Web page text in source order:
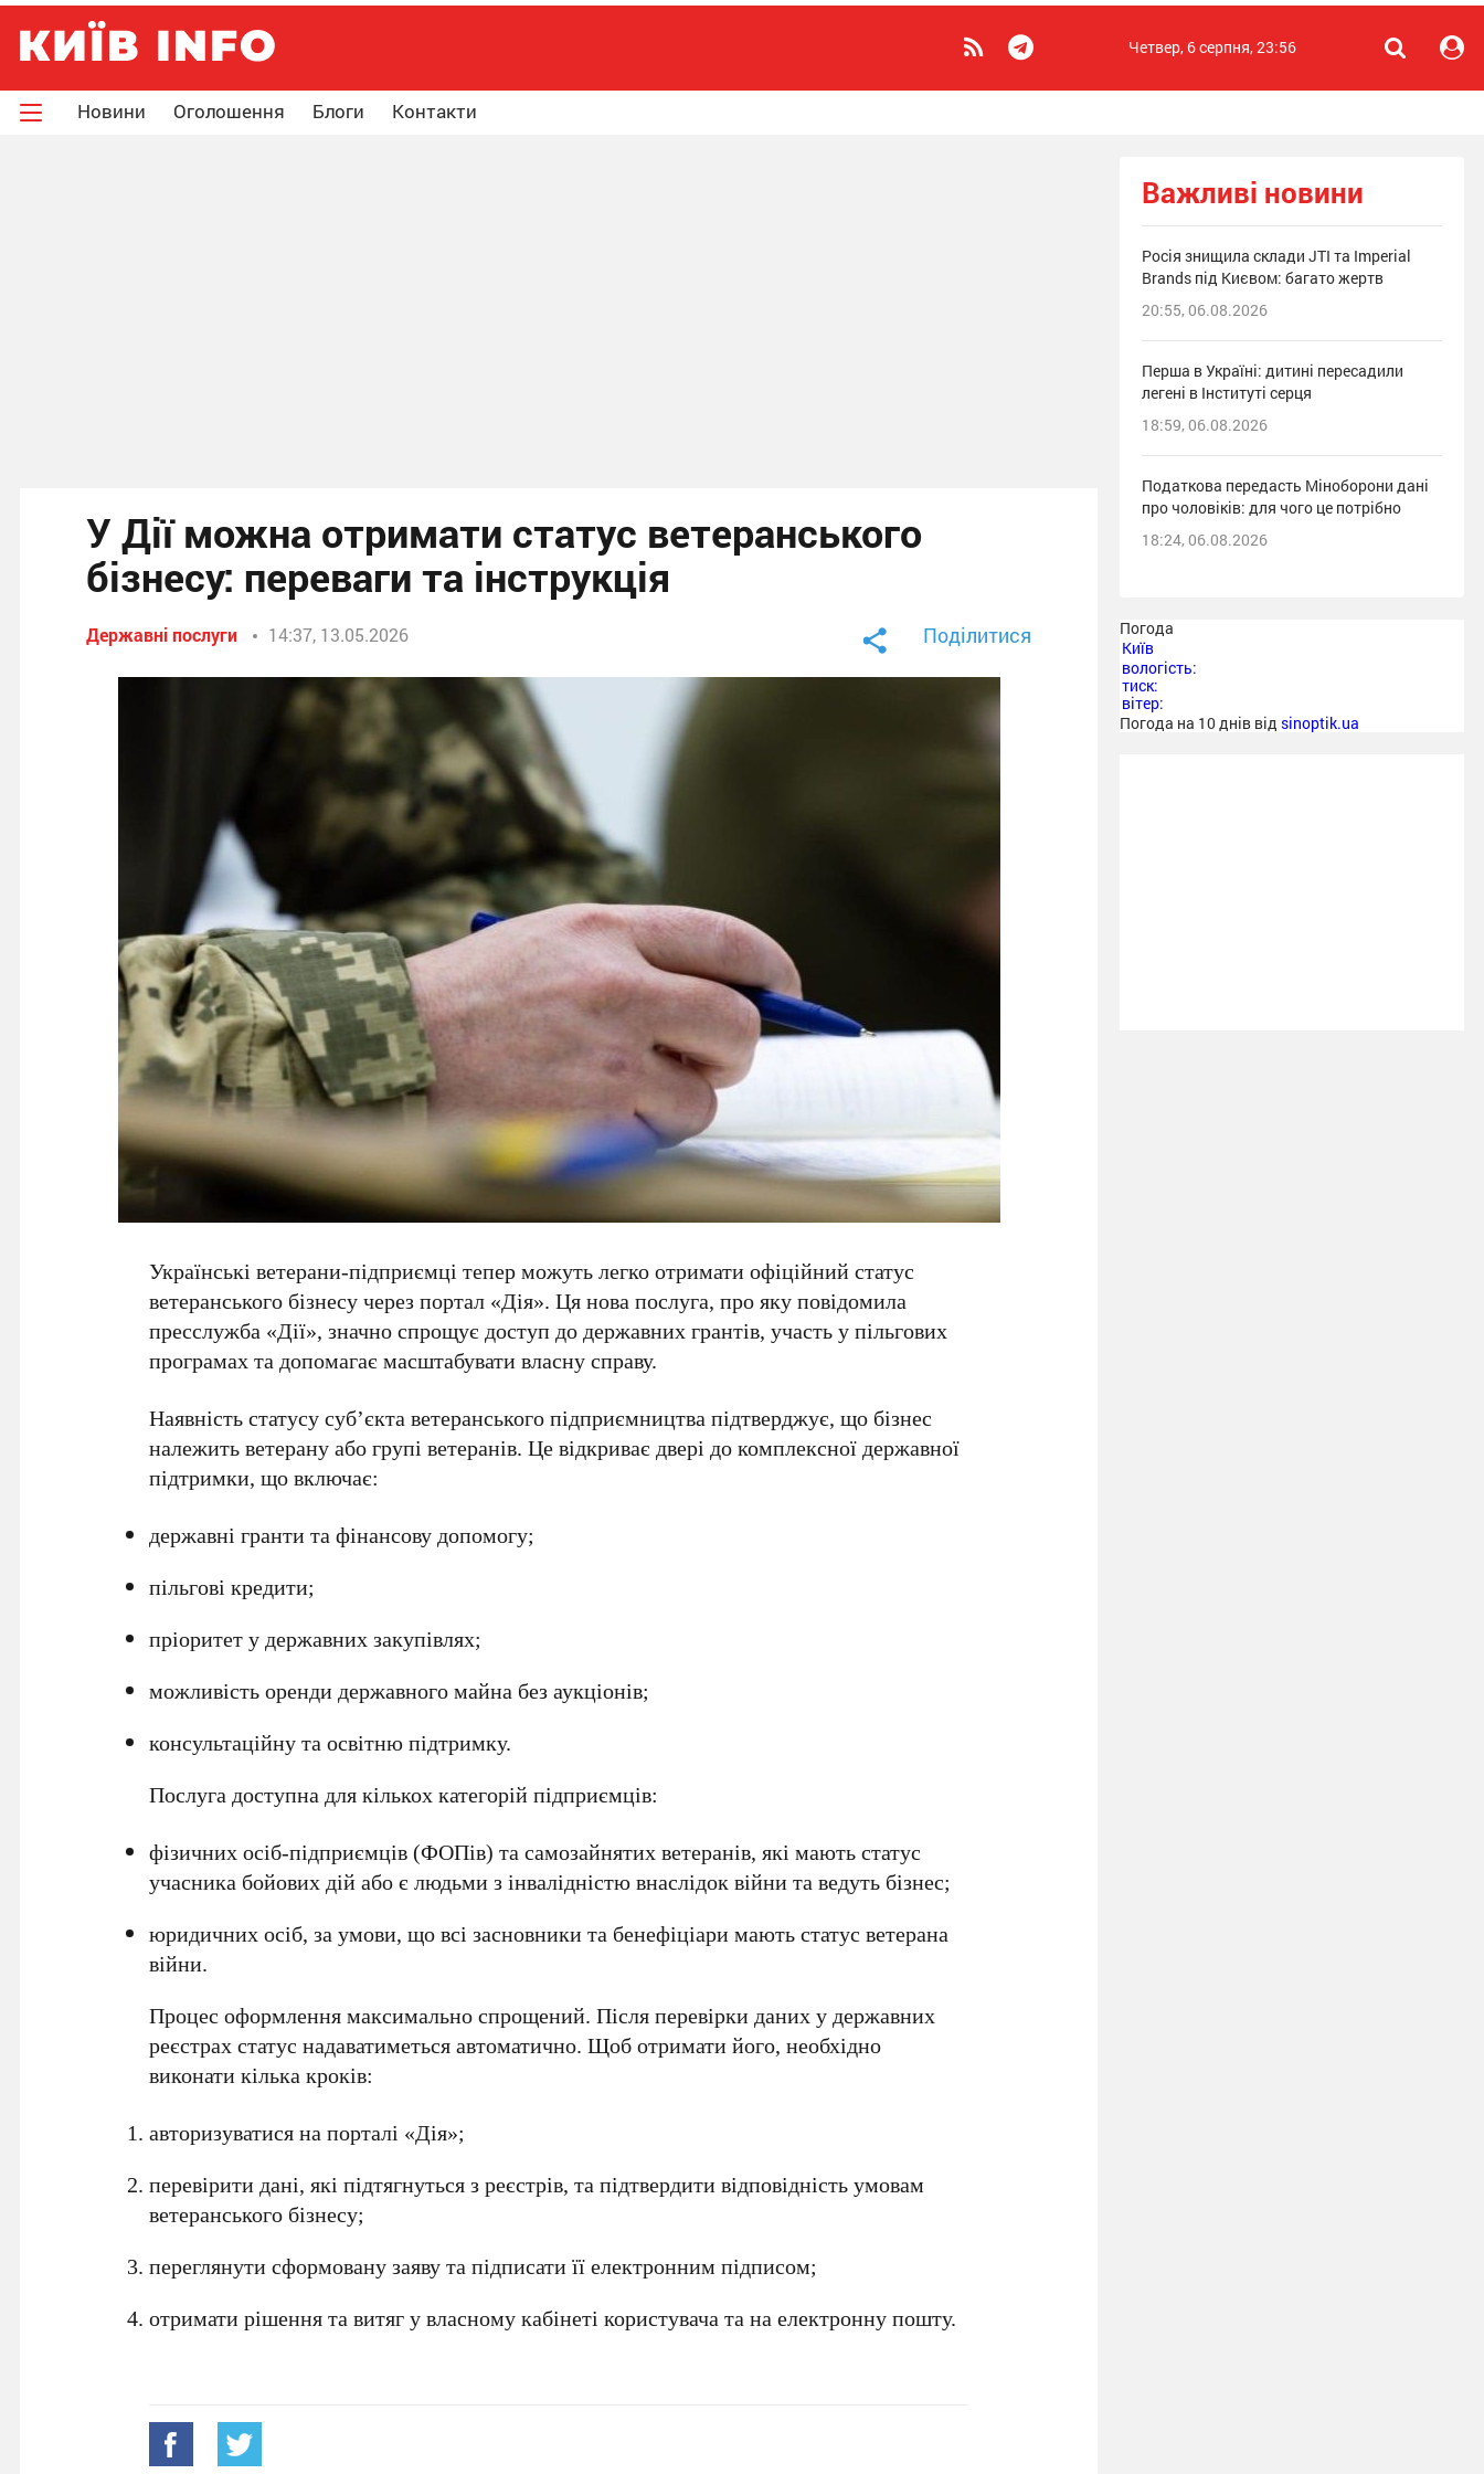
Четвер, 6 серпня, 23:56
Новини Оголошення Блоги Контакти
У Дії можна отримати статус ветеранського
бізнесу: переваги та інструкція
Державні послуги 14:37, 13.05.2026 Поділитися
Українські ветерани-підприємці тепер можуть легко отримати офіційнийстатус
ветеранського бізнесучерез портал «Дія». Ця нова послуга, про яку повідомила
пресслужба «Дії», значно спрощує доступ до державних грантів, участь у пільгових
програмах та допомагає масштабувати власну справу.
Наявність статусу суб’єкта ветеранського підприємництва підтверджує, що бізнес
належить ветерану або групі ветеранів. Це відкриває двері до комплексної державної
підтримки, що включає:
державні гранти та фінансову допомогу;
пільгові кредити;
пріоритет у державних закупівлях;
можливість оренди державного майна без аукціонів;
консультаційну та освітню підтримку.
Послуга доступна для кількох категорій підприємців:
фізичних осіб-підприємців (ФОПів) та самозайнятих ветеранів, які мають статус
учасника бойових дійабо єлюдьми з інвалідністю внаслідок війнита ведуть бізнес;
юридичних осіб, за умови, щовсі засновники та бенефіціаримають статус ветерана
війни.
Процес оформлення максимально спрощений. Після перевірки даних у державних
реєстрах статус надаватиметься автоматично. Щоб отримати його, необхідно
виконати кілька кроків:
авторизуватися на порталі «Дія»;
перевірити дані, які підтягнуться з реєстрів, та підтвердити відповідність умовам
ветеранського бізнесу;
переглянути сформовану заяву та підписати її електронним підписом;
отримати рішення та витяг у власному кабінеті користувача та на електронну пошту.
Важливі новини
Росія знищила склади JTI та Imperial
Brands під Києвом: багато жертв
20:55, 06.08.2026
Перша в Україні: дитині пересадили
легені в Інституті серця
18:59, 06.08.2026
Податкова передасть Міноборони дані
про чоловіків: для чого це потрібно
18:24, 06.08.2026
Погода
Київ
вологість:
тиск:
вітер:
Погода на 10 днів від sinoptik.ua